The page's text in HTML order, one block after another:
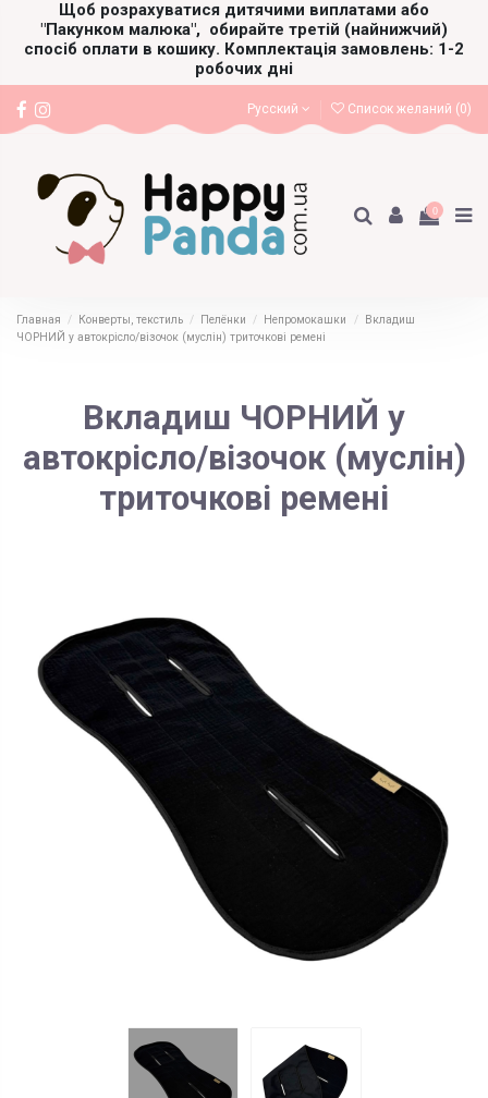
Щоб розрахуватися дитячими виплатами або
"Пакунком малюка", обирайте третій (найнижчий)
спосіб оплати в кошику. Комплектація замовлень: 1-2
робочих дні
Русский Список желаний (0)
0
Главная Конверты, текстиль Пелёнки Непромокашки
Вкладиш
ЧОРНИЙ у автокрісло/візочок (муслін) триточкові ремені
Вкладиш ЧОРНИЙ у
автокрісло/візочок (муслін)
триточкові ремені